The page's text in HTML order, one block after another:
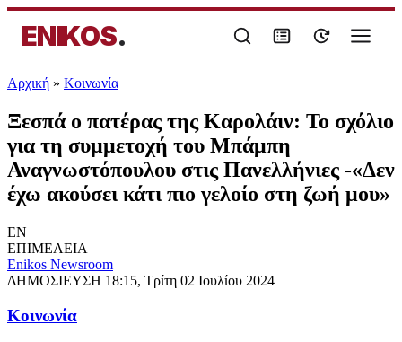
ENIKOS.
Αρχική » Κοινωνία
Ξεσπά ο πατέρας της Καρολάιν: Το σχόλιο
για τη συμμετοχή του Μπάμπη
Αναγνωστόπουλου στις Πανελλήνιες -«Δεν
έχω ακούσει κάτι πιο γελοίο στη ζωή μου»
EN
ΕΠΙΜΕΛΕΙΑ
Enikos Newsroom
ΔΗΜΟΣΙΕΥΣΗ 18:15, Τρίτη 02 Ιουλίου 2024
Κοινωνία